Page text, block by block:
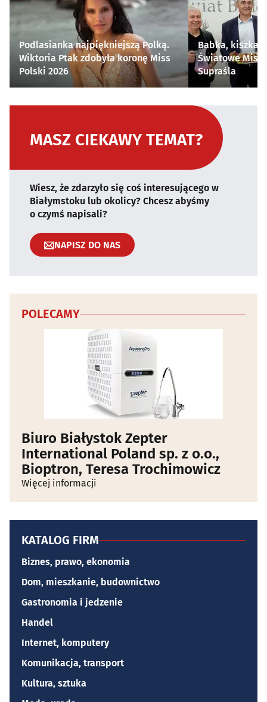
Podlasianka najpiękniejszą Polką.
Wiktoria Ptak zdobyła koronę Miss
Polski 2026
Babka, kiszka i
Światowe
Supraśla
MASZ CIEKAWY TEMAT?
Wiesz, że zdarzyło się coś interesującego w
Białymstoku lub okolicy? Chcesz abyśmy
o czymś napisali?
NAPISZ DO NAS
POLECAMY
Biuro Białystok Zepter
International Poland sp. z o.o.,
Bioptron, Teresa Trochimowicz
Więcej informacji
KATALOG FIRM
Biznes, prawo, ekonomia
Dom, mieszkanie, budownictwo
Gastronomia i jedzenie
Handel
Internet, komputery
Komunikacja, transport
Kultura, sztuka